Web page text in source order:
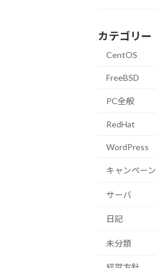
カテゴリー
CentOS
FreeBSD
PC全般
RedHat
WordPress
キャンペーン
サーバ
日記
未分類